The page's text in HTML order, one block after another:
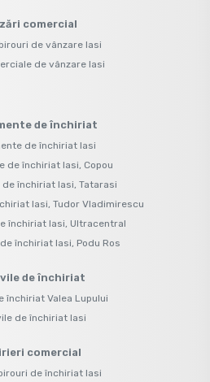
comercial
de vânzare Iasi
de vânzare Iasi
de închiriat
de închiriat Iasi
de închiriat Iasi, Copou
închiriat Iasi, Tatarasi
Iasi, Tudor Vladimirescu
închiriat Iasi, Ultracentral
închiriat Iasi, Podu Ros
vile de închiriat
închiriat Valea Lupului
de închiriat Iasi
comercial
de închiriat Iasi